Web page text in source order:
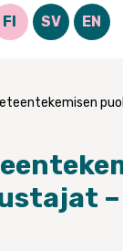
FI SV EN
–